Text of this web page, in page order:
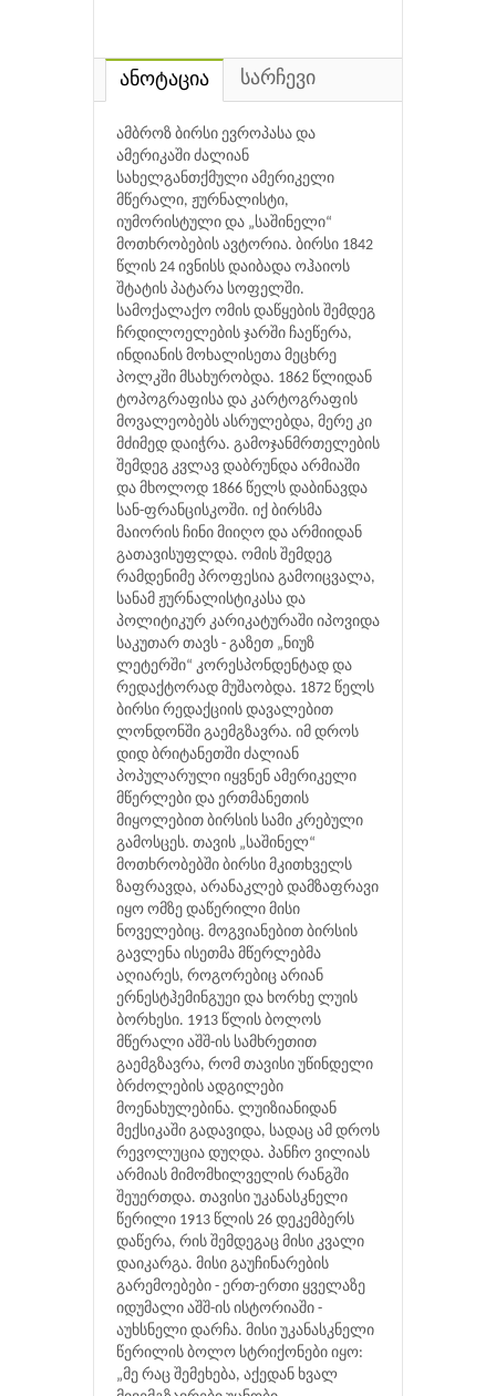
ანოტაცია სარჩევი
ამბროზ ბირსი ევროპასა და
ამერიკაში ძალიან
სახელგანთქმული ამერიკელი
მწერალი, ჟურნალისტი,
იუმორისტული და „საშინელი“
მოთხრობების ავტორია. ბირსი 1842
წლის 24 ივნისს დაიბადა ოჰაიოს
შტატის პატარა სოფელში.
სამოქალაქო ომის დაწყების შემდეგ
ჩრდილოელების ჯარში ჩაეწერა,
ინდიანის მოხალისეთა მეცხრე
პოლკში მსახურობდა. 1862 წლიდან
ტოპოგრაფისა და კარტოგრაფის
მოვალეობებს ასრულებდა, მერე კი
მძიმედ დაიჭრა. გამოჯანმრთელების
შემდეგ კვლავ დაბრუნდა არმიაში
და მხოლოდ 1866 წელს დაბინავდა
სან-ფრანცისკოში. იქ ბირსმა
მაიორის ჩინი მიიღო და არმიიდან
გათავისუფლდა. ომის შემდეგ
რამდენიმე პროფესია გამოიცვალა,
სანამ ჟურნალისტიკასა და
პოლიტიკურ კარიკატურაში იპოვიდა
საკუთარ თავს - გაზეთ „ნიუზ
ლეტერში“ კორესპონდენტად და
რედაქტორად მუშაობდა. 1872 წელს
ბირსი რედაქციის დავალებით
ლონდონში გაემგზავრა. იმ დროს
დიდ ბრიტანეთში ძალიან
პოპულარული იყვნენ ამერიკელი
მწერლები და ერთმანეთის
მიყოლებით ბირსის სამი კრებული
გამოსცეს. თავის „საშინელ“
მოთხრობებში ბირსი მკითხველს
ზაფრავდა, არანაკლებ დამზაფრავი
იყო ომზე დაწერილი მისი
ნოველებიც. მოგვიანებით ბირსის
გავლენა ისეთმა მწერლებმა
აღიარეს, როგორებიც არიან
ერნესტჰემინგუეი და ხორხე ლუის
ბორხესი. 1913 წლის ბოლოს
მწერალი აშშ-ის სამხრეთით
გაემგზავრა, რომ თავისი უწინდელი
ბრძოლების ადგილები
მოენახულებინა. ლუიზიანიდან
მექსიკაში გადავიდა, სადაც ამ დროს
რევოლუცია დუღდა. პანჩო ვილიას
არმიას მიმომხილველის რანგში
შეუერთდა. თავისი უკანასკნელი
წერილი 1913 წლის 26 დეკემბერს
დაწერა, რის შემდეგაც მისი კვალი
დაიკარგა. მისი გაუჩინარების
გარემოებები - ერთ-ერთი ყველაზე
იდუმალი აშშ-ის ისტორიაში -
აუხსნელი დარჩა. მისი უკანასკნელი
წერილის ბოლო სტრიქონები იყო:
„მე რაც შემეხება, აქედან ხვალ